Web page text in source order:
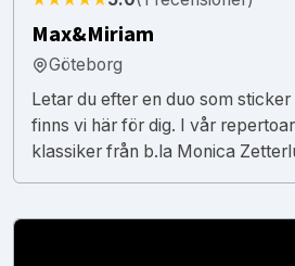
Max&Miriam
Göteborg
Letar du efter en duo som
finns vi här för dig. I vår
klassiker från b.la Monica